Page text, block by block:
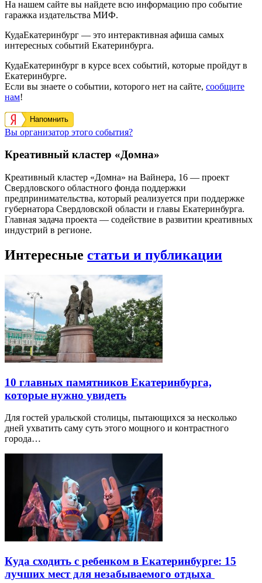
На нашем сайте вы найдете всю информацию про событие
гаражка издательства МИФ.
КудаЕкатеринбург — это интерактивная афиша самых
интересных событий Екатеринбурга.
КудаЕкатеринбург в курсе всех событий, которые пройдут в
Екатеринбурге.
Если вы знаете о событии, которого нет на сайте, сообщите
нам!
Напомнить
Вы организатор этого события?
Креативный кластер «Домна»
Креативный кластер «Домна» на Вайнера, 16 — проект
Свердловского областного фонда поддержки
предпринимательства, который реализуется при поддержке
губернатора Свердловской области и главы Екатеринбурга.
Главная задача проекта — содействие в развитии креативных
индустрий в регионе.
Интересные статьи и публикации
10 главных памятников Екатеринбурга,
которые нужно увидеть
Для гостей уральской столицы, пытающихся за несколько
дней ухватить саму суть этого мощного и контрастного
города…
Куда сходить с ребенком в Екатеринбурге: 15
лучших мест для незабываемого отдыха